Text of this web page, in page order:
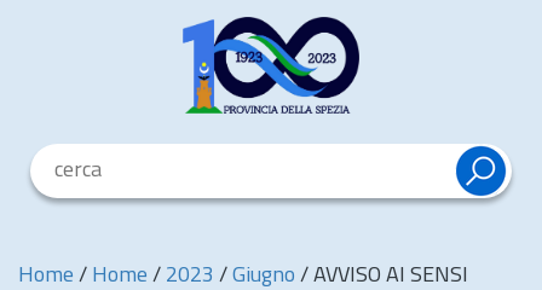
Home / Home / 2023 / Giugno / AVVISO AI SENSI